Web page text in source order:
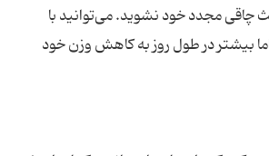
چاقی مجدد خود نشوید. می‌توانید با
بیشتر در طول روز به کاهش وزن خود